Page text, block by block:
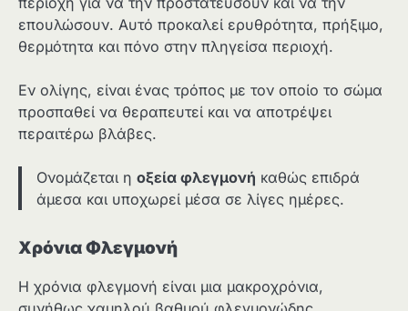
επουλώσουν. Αυτό προκαλεί ερυθρότητα, πρήξιμο,
θερμότητα και πόνο στην πληγείσα περιοχή.
Εν ολίγης, είναι ένας τρόπος με τον οποίο το σώμα
προσπαθεί να θεραπευτεί και να αποτρέψει
περαιτέρω βλάβες.
Ονομάζεται η οξεία φλεγμονή καθώς επιδρά
άμεσα και υποχωρεί μέσα σε λίγες ημέρες.
Χρόνια Φλεγμονή
Η χρόνια φλεγμονή είναι μια μακροχρόνια,